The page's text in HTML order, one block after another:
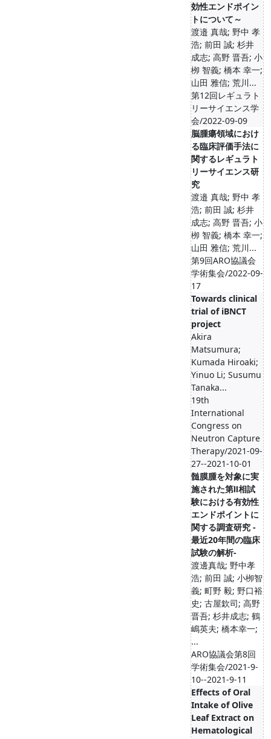
効性エンドポイン
トについて～
渡邉 真哉; 野中 孝
浩; 前田 誠; 杉井
成志; 高野 晋吾; 小
栁 智義; 橋本 幸一;
山田 雅信; 荒川...
第12回レギュラト
リーサイエンス学
会/2022-09-09
脳腫瘍領域におけ
る臨床評価手法に
関するレギュラト
リーサイエンス研
究
渡邉 真哉; 野中 孝
浩; 前田 誠; 杉井
成志; 高野 晋吾; 小
栁 智義; 橋本 幸一;
山田 雅信; 荒川...
第9回ARO協議会
学術集会/2022-09-
17
Towards clinical
trial of iBNCT
project
Akira
Matsumura;
Kumada Hiroaki;
Yinuo Li; Susumu
Tanaka...
19th
International
Congress on
Neutron Capture
Therapy/2021-09-
27--2021-10-01
髄膜腫を対象に実
施された第Ⅱ相試
験における有効性
エンドポイントに
関する調査研究 -
最近20年間の臨床
試験の解析-
渡邊真哉; 野中孝
浩; 前田 誠; 小栁智
義; 町野 毅; 野口裕
史; 古屋欽司; 高野
晋吾; 杉井成志; 鶴
嶋英夫; 橋本幸一;
...
ARO協議会第8回
学術集会/2021-9-
10--2021-9-11
Effects of Oral
Intake of Olive
Leaf Extract on
Hematological